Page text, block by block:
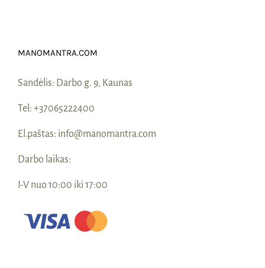
MANOMANTRA.COM
Sandėlis: Darbo g. 9, Kaunas
Tel: +37065222400
El.paštas: info@manomantra.com
Darbo laikas:
I-V nuo 10:00 iki 17:00